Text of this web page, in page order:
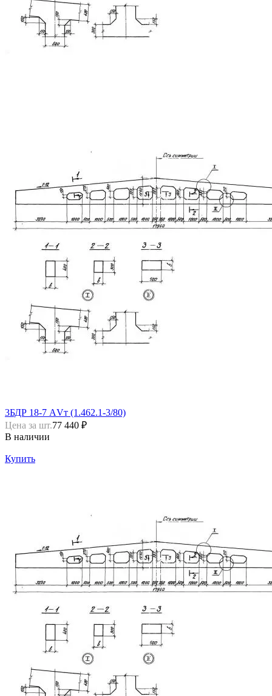
3БДР 18-7 АVт (1.462.1-3/80)
Цена за шт.77 440 ₽
В наличии
Купить